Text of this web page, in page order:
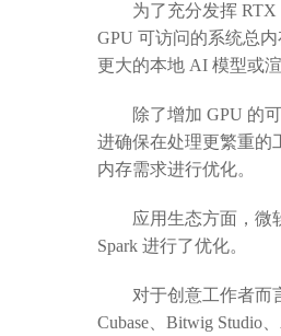
为了充分发挥 RTX
GPU 可访问的系统总
更大的本地 AI 模型或
除了增加 GPU 的可
进确保在处理更繁重的
内存需求进行优化。
应用生态方面，微软
Spark 进行了优化。
对于创意工作者而言，
Cubase、Bitwig Studio